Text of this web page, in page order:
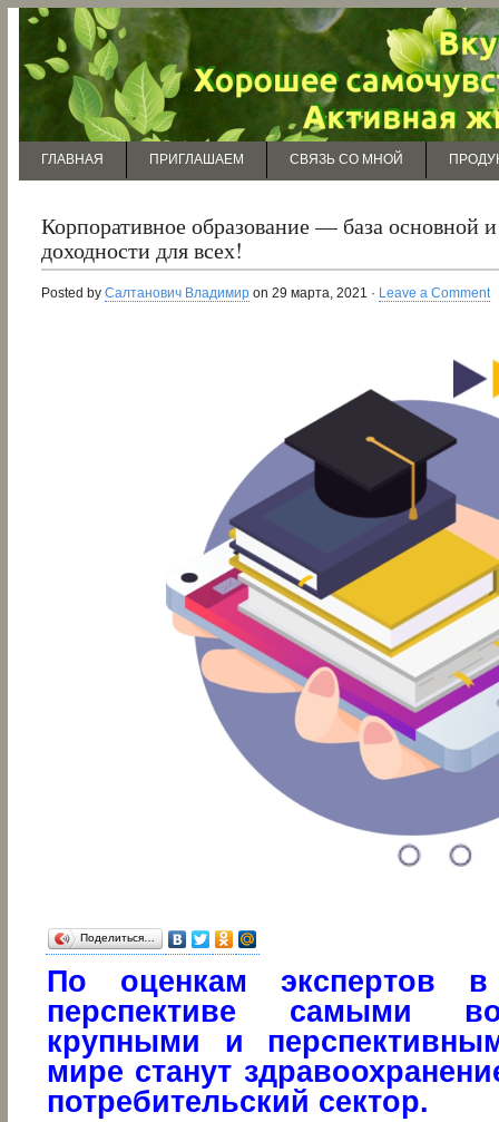
ГЛАВНАЯ ПРИГЛАШАЕМ СВЯЗЬ СО МНОЙ
Корпоративное образование — база основной
доходности для всех!
Posted by Салтанович Владимир on 29 марта, 2021 · Leave a Comment
Поделиться…
По оценкам экспертов в
перспективе самыми
крупными и
мире станут
потребительский сектор.